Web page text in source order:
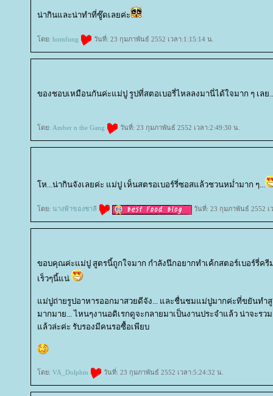
น่ากินและน่าทำที่ซู๊ดเลยค่ะ
ดย: homfung วันที่: 23 กุมภาพันธ์ 2552 เวลา:1:15:14 น.
ของชอบเหมือนกันค่ะแม่ปู รูปที่สตอเบอรี่ไหลลงมานี่ได้ใจมาก ๆ เลย
ดย: Amber n the Gang วันที่: 23 กุมภาพันธ์ 2552 เวลา:2:49:30 น.
ห...น่ากินจังเลยค่ะ แม่ปู เห็นสตรอเบอร์รี่ซอสแล้วชวนหม่ำมาก ๆ...
ดย: นางฟ้าของชาลี วันที่: 23 กุมภาพันธ์ 2552 เ
ขอบคุณค่ะแม่ปู สูตรนี้ถูกใจมาก กำลังนึกอยากทำเค้กสตอร์เบอร์รี่ค
เร็วๆนี้แน่
ม่ปูถ่ายรูปอาหารออกมาสวยดีจัง... และชื่นชมแม่ปูมากค่ะที่ขยันทำ
มากมาย... ไหนๆงานอดิเรกดูจะกลายมาเป็นงานประจำแล้ว น่าจะร
ล้วล่ะค่ะ รับรองมีคนรอซื้อเพียบ
ดย: VA_Dolphin วันที่: 23 กุมภาพันธ์ 2552 เวลา:5:24:32 น.